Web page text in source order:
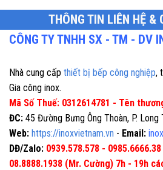
THÔNG TIN LIÊN HỆ &
CÔNG TY TNHH SX - TM - DV
Nhà cung cấp thiết bị bếp công nghiệp,
Gia công inox.
Mã Số Thuế: 0312614781 - Tên
ĐC: 45 Đường Bưng Ông Thoàn, P. Long
Web: https://inoxvietnam.vn - Email:
DĐ/Zalo: 0939.578.578 -
08.8888.1938 (Mr. Cường) 7h - 19h